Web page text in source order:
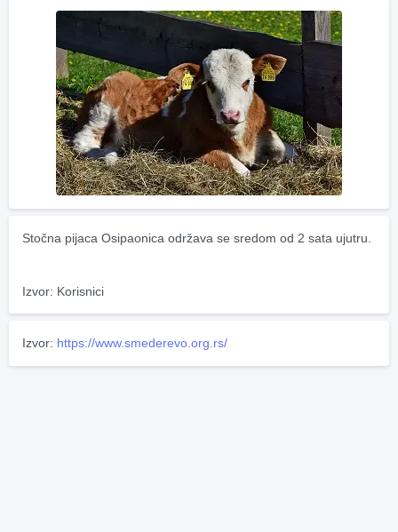
Stočna pijaca Osipaonica održava se sredom od 2 sata ujutru.
Izvor: Korisnici
Izvor: https://www.smederevo.org.rs/